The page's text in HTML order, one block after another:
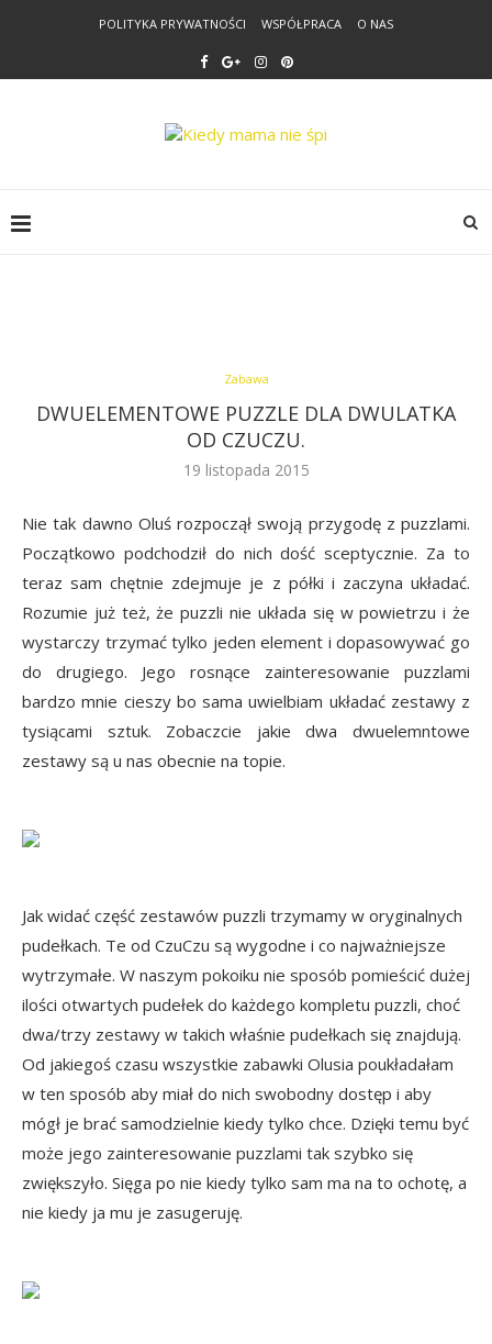
POLITYKA PRYWATNOŚCI WSPÓŁPRACA O NAS
Zabawa
DWUELEMENTOWE PUZZLE DLA DWULATKA
OD CZUCZU.
19 listopada 2015
Nie tak dawno Oluś rozpoczął swoją przygodę z puzzlami.
Początkowo podchodził do nich dość sceptycznie. Za to
teraz sam chętnie zdejmuje je z półki i zaczyna układać.
Rozumie już też, że puzzli nie układa się w powietrzu i że
wystarczy trzymać tylko jeden element i dopasowywać go
do drugiego. Jego rosnące zainteresowanie puzzlami
bardzo mnie cieszy bo sama uwielbiam układać zestawy z
tysiącami sztuk. Zobaczcie jakie dwa dwuelemntowe
zestawy są u nas obecnie na topie.
Jak widać część zestawów puzzli trzymamy w oryginalnych
pudełkach. Te od CzuCzu są wygodne i co najważniejsze
wytrzymałe. W naszym pokoiku nie sposób pomieścić dużej
ilości otwartych pudełek do każdego kompletu puzzli, choć
dwa/trzy zestawy w takich właśnie pudełkach się znajdują.
Od jakiegoś czasu wszystkie zabawki Olusia poukładałam
w ten sposób aby miał do nich swobodny dostęp i aby
mógł je brać samodzielnie kiedy tylko chce. Dzięki temu być
może jego zainteresowanie puzzlami tak szybko się
zwiększyło. Sięga po nie kiedy tylko sam ma na to ochotę, a
nie kiedy ja mu je zasugeruję.